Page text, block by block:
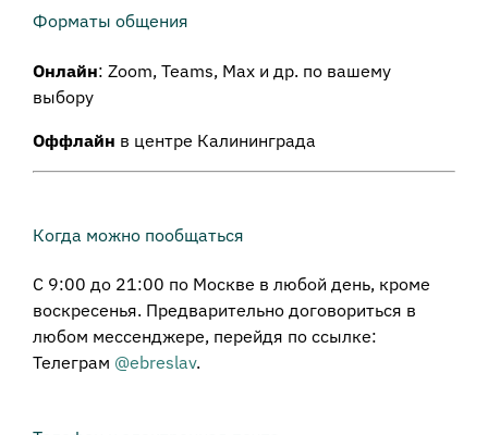
Форматы общения
Онлайн: Zoom, Teams, Max и др. по вашему
выбору
Оффлайн в центре Калининграда
Когда можно пообщаться
С 9:00 до 21:00 по Москве в любой день, кроме
воскресенья. Предварительно договориться в
любом мессенджере, перейдя по ссылке:
Телеграм @ebreslav.